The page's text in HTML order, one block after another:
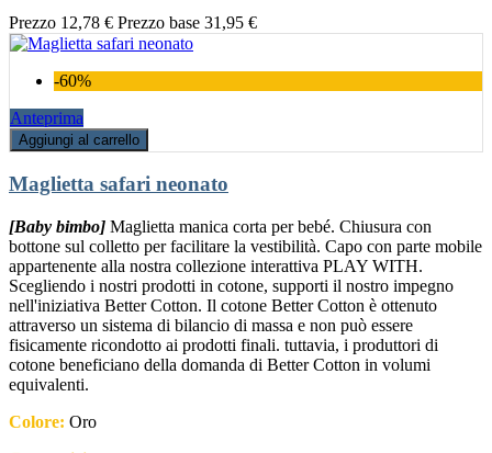
Prezzo 12,78 € Prezzo base 31,95 €
-60%
Anteprima
Aggiungi al carrello
Maglietta safari neonato
[Baby bimbo] Maglietta manica corta per bebé. Chiusura con
bottone sul colletto per facilitare la vestibilità. Capo con parte mobile
appartenente alla nostra collezione interattiva PLAY WITH.
Scegliendo i nostri prodotti in cotone, supporti il nostro impegno
nell'iniziativa Better Cotton. Il cotone Better Cotton è ottenuto
attraverso un sistema di bilancio di massa e non può essere
fisicamente ricondotto ai prodotti finali. tuttavia, i produttori di
cotone beneficiano della domanda di Better Cotton in volumi
equivalenti.
Colore: Oro